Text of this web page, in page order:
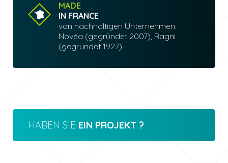
MADE
IN FRANCE
von nachhaltigen Unternehmen:
Novéa (gegründet 2007), Ragni
(gegründet 1927)
HABEN SIE EIN PROJEKT ?